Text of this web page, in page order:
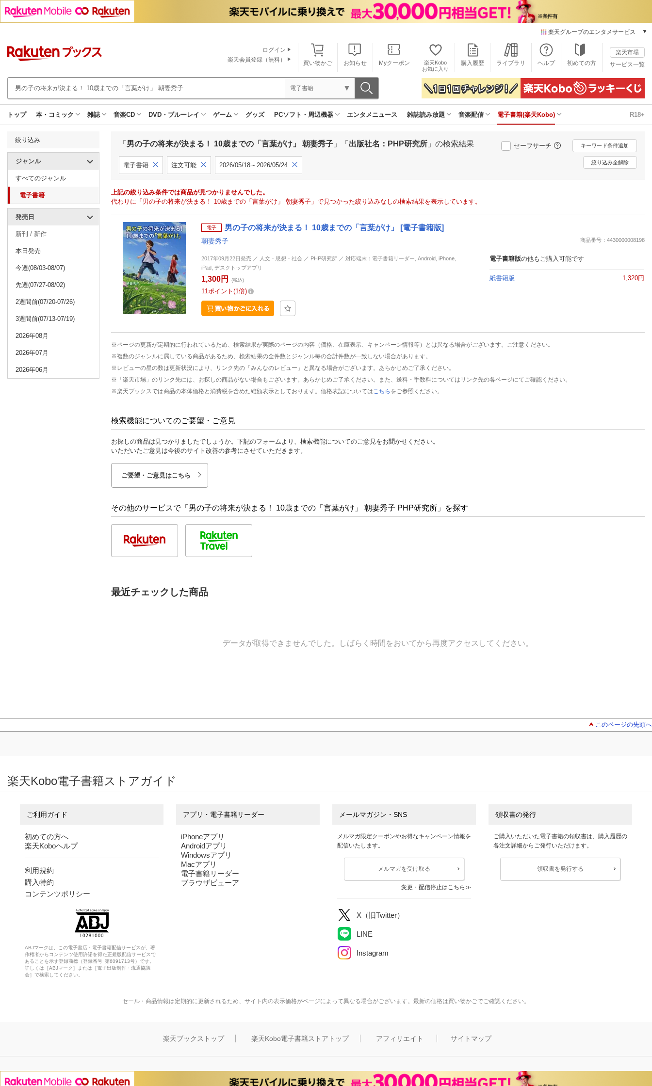
楽天グループのエンタメサービス
本/ゲーム/CD/DVD
楽天ブックス
電子書籍
楽天Kobo
雑誌読み放題
楽天ミュージック
動画配信
楽天TV
動画配信ガイド
推し楽
買い物かご お知らせ Myクーポン
楽天Kobo
お気に入り
購入履歴 ライブラリ ヘルプ 初めての方
楽天市場
サービス一覧
ログイン
楽天会員登録（無料）
電子書籍
トップ 本・コミック 雑誌 音楽CD DVD・ブルーレイ ゲーム グッズ PCソフト・周辺機器 エンタメニュース 雑誌読み放題 音楽配信 電子書籍(楽天Kobo) R18+
絞り込み
ジャンル
すべてのジャンル
電子書籍
発売日
新刊 / 新作
本日発売
今週(08/03-08/07)
先週(07/27-08/02)
2週間前(07/20-07/26)
3週間前(07/13-07/19)
2026年08月
2026年07月
2026年06月
「 男の子の将来が決まる！ 10歳までの「言葉がけ」 朝妻秀子 」「 出版社名：PHP研究所 」の検索結果 セーフサーチ キーワード条件追加
電子書籍 注文可能 2026/05/18～2026/05/24 絞り込み全解除
上記の絞り込み条件では商品が見つかりませんでした。
代わりに「男の子の将来が決まる！ 10歳までの「言葉がけ」 朝妻秀子」で見つかった絞り込みなしの検索結果を表示しています。
電子 男の子の将来が決まる！ 10歳までの「言葉がけ」 [電子書籍版]
朝妻秀子 商品番号：4430000008198
2017年09月22日発売 ／ 人文・思想・社会 ／ PHP研究所 ／ 対応端末：電子書籍リーダー, Android, iPhone,
iPad, デスクトップアプリ
1,300円 (税込)
11 ポイント 1倍
電子書籍版の他もご購入可能です
紙書籍版 1,320円
※ページの更新が定期的に行われているため、検索結果が実際のページの内容（価格、在庫表示、キャンペーン情報等）とは異なる場合がございます。ご注意ください。
※複数のジャンルに属している商品があるため、検索結果の全件数とジャンル毎の合計件数が一致しない場合があります。
※レビューの星の数は更新状況により、リンク先の「みんなのレビュー」と異なる場合がございます。あらかじめご了承ください。
※「楽天市場」のリンク先には、お探しの商品がない場合もございます。あらかじめご了承ください。また、送料・手数料についてはリンク先の各ページにてご確認ください。
※楽天ブックスでは商品の本体価格と消費税を含めた総額表示としております。価格表記については こちら をご参照ください。
検索機能についてのご要望・ご意見
お探しの商品は見つかりましたでしょうか。下記のフォームより、検索機能についてのご意見をお聞かせください。
いただいたご意見は今後のサイト改善の参考にさせていただきます。
ご要望・ご意見はこちら
その他のサービスで「男の子の将来が決まる！ 10歳までの「言葉がけ」 朝妻秀子 PHP研究所」を探す
最近チェックした商品
データが取得できませんでした。しばらく時間をおいてから再度アクセスしてください。
このページの先頭へ
楽天Kobo電子書籍ストアガイド
ご利用ガイド
初めての方へ
楽天Koboヘルプ
利用規約
購入特約
コンテンツポリシー
ABJマークは、この電子書店・電子書籍配信サービスが、著
作権者からコンテンツ使用許諾を得た正規版配信サービスで
あることを示す登録商標（登録番号 第6091713号）です。
詳しくは［ABJマーク］または［電子出版制作・流通協議
会］で検索してください。
アプリ・電子書籍リーダー
iPhoneアプリ
Androidアプリ
Windowsアプリ
Macアプリ
電子書籍リーダー
ブラウザビューア
メールマガジン・SNS
メルマガ限定クーポンやお得なキャンペーン情報を
配信いたします。
メルマガを受け取る
変更・配信停止はこちら
X（旧Twitter）
LINE
Instagram
領収書の発行
ご購入いただいた電子書籍の領収書は、購入履歴の
各注文詳細からご発行いただけます。
領収書を発行する
セール・商品情報は定期的に更新されるため、サイト内の表示価格がページによって異なる場合がございます。最新の価格は買い物かごでご確認ください。
楽天ブックストップ 楽天Kobo電子書籍ストアトップ アフィリエイト サイトマップ